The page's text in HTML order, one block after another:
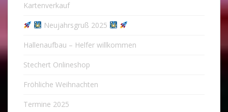
Kartenverkauf
Neujahrsgruß 2025
Hallenaufbau – Helfer willkommen
Stechert Onlineshop
Fröhliche Weihnachten
Termine 2025